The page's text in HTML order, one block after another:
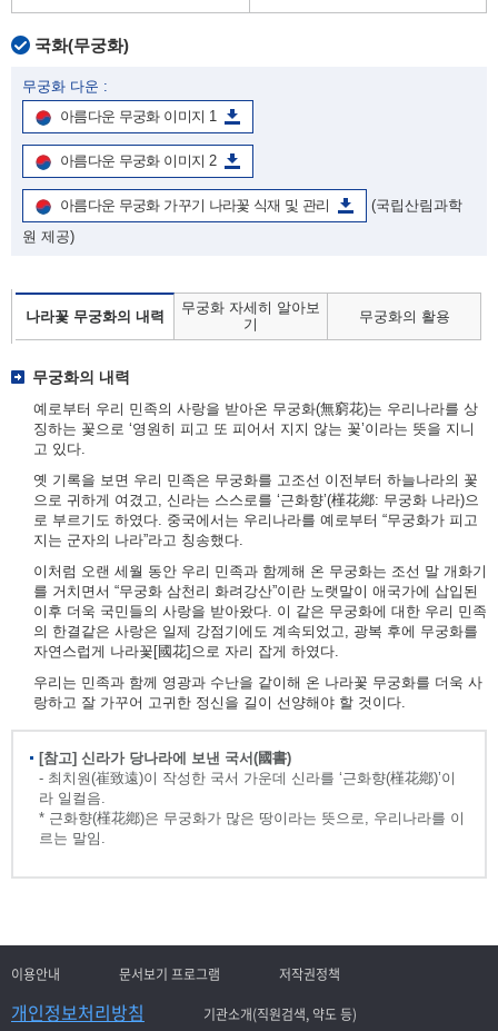
국화(무궁화)
무궁화 다운 :
아름다운 무궁화 이미지 1
아름다운 무궁화 이미지 2
아름다운 무궁화 가꾸기 나라꽃 식재 및 관리
(국립산림과학
원 제공)
나라꽃 무궁화의 내력
무궁화 자세히 알아보
기
무궁화의 활용
무궁화의 내력
예로부터 우리 민족의 사랑을 받아온 무궁화(無窮花)는 우리나라를 상
징하는 꽃으로 ‘영원히 피고 또 피어서 지지 않는 꽃’이라는 뜻을 지니
고 있다.
옛 기록을 보면 우리 민족은 무궁화를 고조선 이전부터 하늘나라의 꽃
으로 귀하게 여겼고, 신라는 스스로를 ‘근화향’(槿花鄕: 무궁화 나라)으
로 부르기도 하였다. 중국에서는 우리나라를 예로부터 “무궁화가 피고
지는 군자의 나라”라고 칭송했다.
이처럼 오랜 세월 동안 우리 민족과 함께해 온 무궁화는 조선 말 개화기
를 거치면서 “무궁화 삼천리 화려강산”이란 노랫말이 애국가에 삽입된
이후 더욱 국민들의 사랑을 받아왔다. 이 같은 무궁화에 대한 우리 민족
의 한결같은 사랑은 일제 강점기에도 계속되었고, 광복 후에 무궁화를
자연스럽게 나라꽃[國花]으로 자리 잡게 하였다.
우리는 민족과 함께 영광과 수난을 같이해 온 나라꽃 무궁화를 더욱 사
랑하고 잘 가꾸어 고귀한 정신을 길이 선양해야 할 것이다.
[참고] 신라가 당나라에 보낸 국서(國書)
- 최치원(崔致遠)이 작성한 국서 가운데 신라를 ‘근화향(槿花鄕)’이
라 일컬음.
* 근화향(槿花鄕)은 무궁화가 많은 땅이라는 뜻으로, 우리나라를 이
르는 말임.
이용안내 문서보기 프로그램 저작권정책
개인정보처리방침 기관소개(직원검색, 약도 등)